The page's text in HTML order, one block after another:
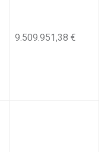
9.509.951,38 €